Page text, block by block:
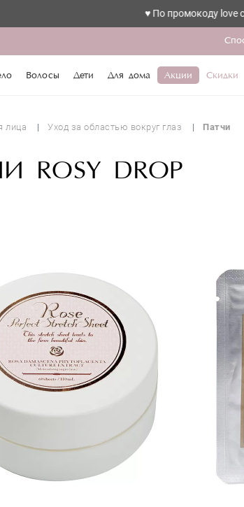
♥️ По промокоду love скидка
Волосы Дети Для дома Акции Скидки
лица Уход за областью вокруг глаз Патчи
ROSY DROP